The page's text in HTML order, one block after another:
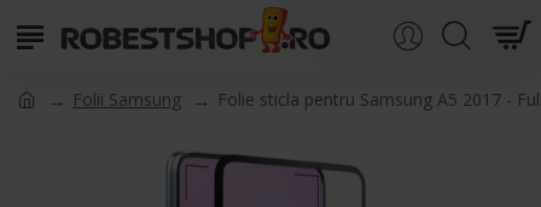
Folii Samsung Folie sticla pentru Samsung A5 2017 -